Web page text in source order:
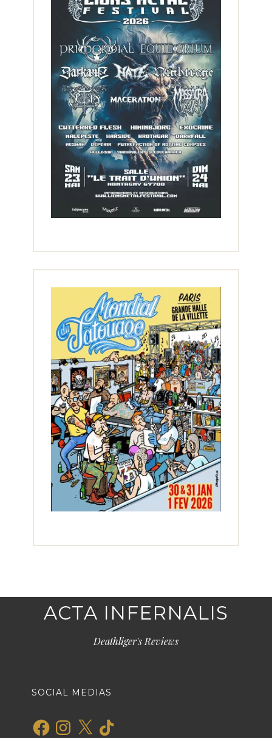
ACTA INFERNALIS
Deathliger's Reviews
SOCIAL MEDIAS
FacebookInstagram
X TikTok